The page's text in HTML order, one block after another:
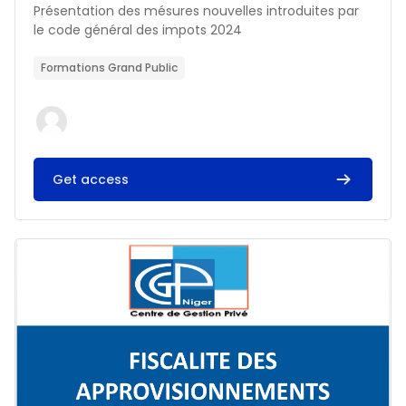
Résumé du cours :
Présentation des mésures nouvelles introduites par
le code général des impots 2024
Formations Grand Public
Get access
Image du cours FISCALITE DES APPROVISIONNEMENTS